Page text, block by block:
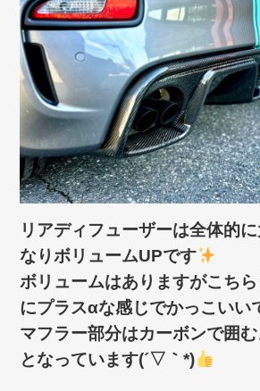
リアディフューザーは全体的
なりボリュームUPです
ボリュームはありますがこち
にプラスαな感じでかっこいい
マフラー部分はカーボンで囲
となっています(´▽｀*)